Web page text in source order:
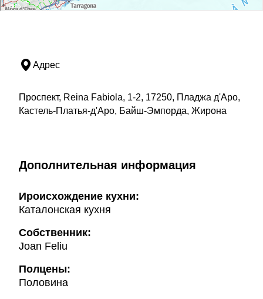
Адрес
Проспект, Reina Fabiola, 1-2, 17250, Пладжа д'Аро,
Кастель-Платья-д'Аро, Байш-Эмпорда, Жирона
Дополнительная информация
Ироисхождение кухни:
Каталонская кухня
Собственник:
Joan Feliu
Полцены:
Половина